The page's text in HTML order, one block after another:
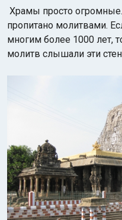
Храмы просто
пропитано молитвами.
многим более 1000 лет,
молитв слышали эти